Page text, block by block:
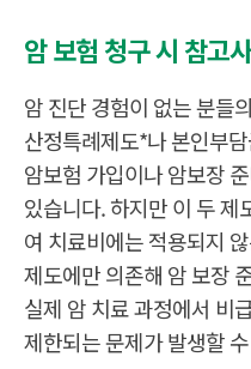
암 보험 청구 시 참고
암 진단 경험이 없는 분들
산정특례제도*나 본인부
암보험 가입이나 암보장
있습니다. 하지만 이 두 제
여 치료비에는 적용되지
제도에만 의존해 암 보장
실제 암 치료 과정에서 비
제한되는 문제가 발생할